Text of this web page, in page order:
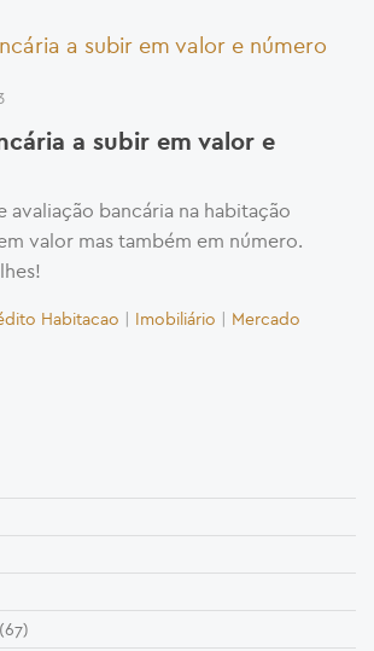
a subir em valor e
avaliação bancária na habitação
valor mas também em número.
Habitacao | Imobiliário | Mercado
(67)